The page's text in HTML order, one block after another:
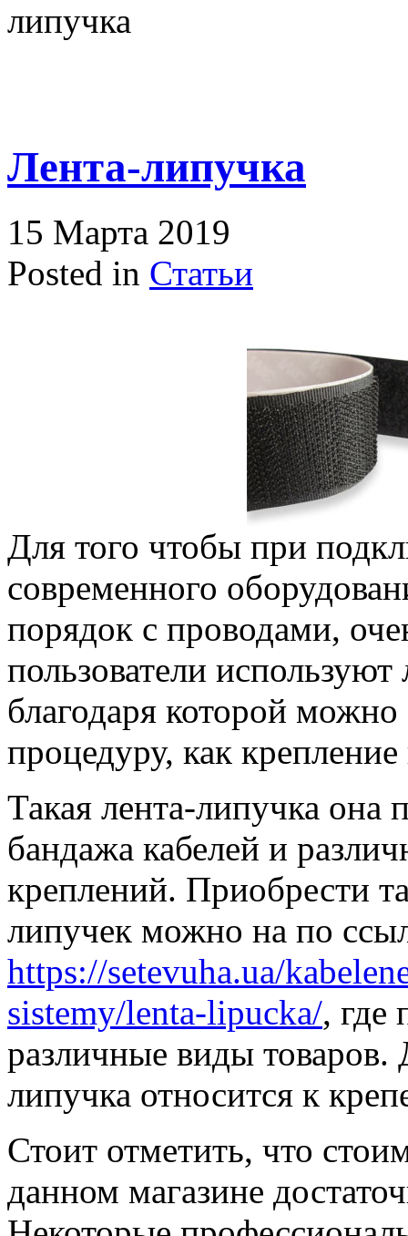
липучка
Лента-липучка
15 Марта 2019
Posted in Статьи
Для того чтобы при
современного
порядок с проводами,
пользователи
благодаря которой
процедуру, как
Такая лента-липучка она
бандажа кабелей и
креплений. Приобрести
липучек можно на по
https://setevuha.ua/
sistemy/lenta-lipucka/, где
различные виды товаров.
липучка относится к
Стоит отметить, что
данном магазине